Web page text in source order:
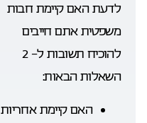
לדעת האם קיימת חבות
משפטית אתם חייבים
להוכיח תשובות ל- 2
השאלות הבאות:
האם קיימת אחריות